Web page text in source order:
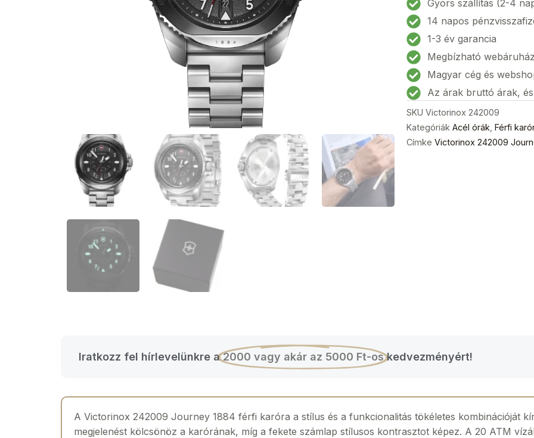
Férfi
karóra
43mm
20ATM
mennyiség
Gyors szállítás (2-4
14 napos
1-3 év garancia
Megbízható webáruház
Magyar cég és
Az árak bruttó árak,
SKU Victorinox 242009
Kategóriák Acél órák Férfi
Címke Victorinox 242009
Iratkozz fel hírlevelünkre a2000 vagy akár az 5000 Ft-os kedvezményért!
A Victorinox 242009 Journey 1884 férfi karóra a stílus és a funkcionalitás tökéletes kombinációját
megjelenést kölcsönöz a karórának, míg a fekete számlap stílusos kontrasztot képez. A 20 ATM